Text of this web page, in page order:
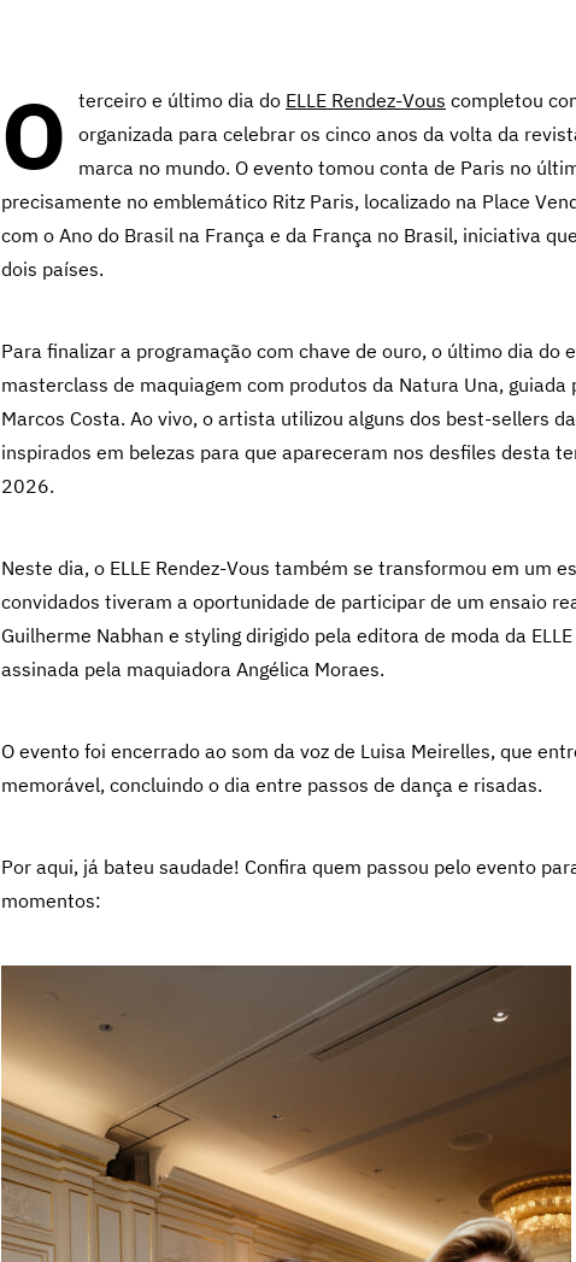
O terceiro e último dia do ELLE Rendez-Vous completou
organizada para celebrar os cinco anos da volta da
marca no mundo. O evento tomou conta de Paris no
precisamente no emblemático Ritz Paris, localizado na Place
com o Ano do Brasil na França e da França no Brasil, iniciativa
dois países.
Para finalizar a programação com chave de ouro, o último dia do
masterclass de maquiagem com produtos da Natura Una,
Marcos Costa. Ao vivo, o artista utilizou alguns dos best-sellers
inspirados em belezas para que apareceram nos desfiles desta
2026.
Neste dia, o ELLE Rendez-Vous também se transformou em um
convidados tiveram a oportunidade de participar de um ensaio
Guilherme Nabhan e styling dirigido pela editora de moda da
assinada pela maquiadora Angélica Moraes.
O evento foi encerrado ao som da voz de Luisa Meirelles, que
memorável, concluindo o dia entre passos de dança e risadas.
Por aqui, já bateu saudade! Confira quem passou pelo evento
momentos: